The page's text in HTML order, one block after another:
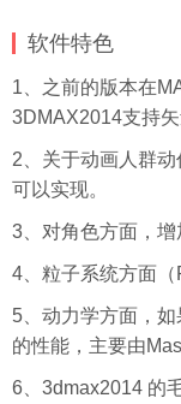
软件特色
1、之前的版本在
3DMAX2014支持
2、关于动画人群
可以实现。
3、对角色方面，增
4、粒子系统方面（
5、动力学方面，
的性能，主要由
6、3dmax2014 的